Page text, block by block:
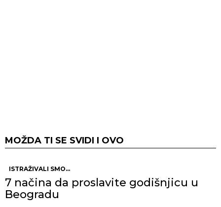
MOŽDA TI SE SVIDI I OVO
ISTRAŽIVALI SMO...
7 načina da proslavite godišnjicu u
Beogradu